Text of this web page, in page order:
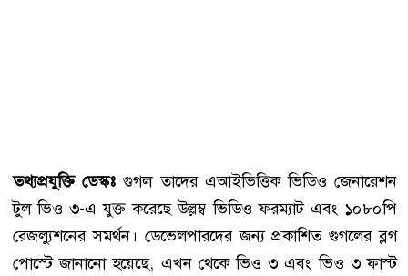
তথ্যপ্রযুক্তি ডেস্কঃগুগল তাদের এআইভিত্তিক ভিডিও জেনারেশন
টুল ভিও ৩-এ যুক্ত করেছে উল্লম্ব ভিডিও ফরম্যাট এবং ১০৮০পি
রেজল্যুশনের সমর্থন। ডেভেলপারদের জন্য প্রকাশিত গুগলের ব্লগ
পোস্টে জানানো হয়েছে, এখন থেকে ভিও ৩ এবং ভিও ৩ ফাস্ট